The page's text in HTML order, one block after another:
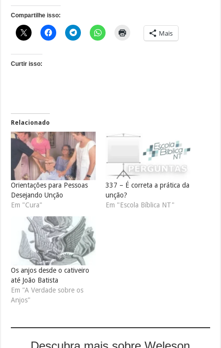
Compartilhe isso:
Mais
Curtir isso:
Relacionado
Orientações para Pessoas
Desejando Unção
Em "Cura"
337 – É correta a prática da
unção?
Em "Escola Bíblica NT"
Os anjos desde o cativeiro
até João Batista
Em "A Verdade sobre os
Anjos"